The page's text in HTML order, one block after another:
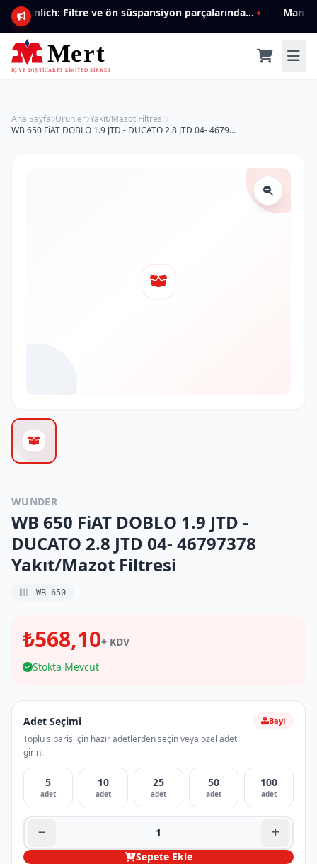
Mannlich: Filtre ve ön süspansiyon parçalarında genişleyen ürün yelpazesiyle kalite ve güven.
Ana Sayfa Ürünler Yakıt/Mazot Filtresi
WB 650 FiAT DOBLO 1.9 JTD - DUCATO 2.8 JTD 04- 46797378 Yakıt/Mazot Filtresi
WUNDER
WB 650 FiAT DOBLO 1.9 JTD -
DUCATO 2.8 JTD 04- 46797378
Yakıt/Mazot Filtresi
WB 650
₺568,10+ KDV
Stokta Mevcut
Adet Seçimi
Toplu sipariş için hazır adetlerden seçin veya özel adet
girin.
Bayi
5
adet
10
adet
25
adet
50
adet
100
adet
Sepete Ekle